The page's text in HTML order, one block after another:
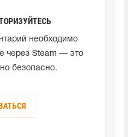
необходимо
через Steam — это
безопасно.